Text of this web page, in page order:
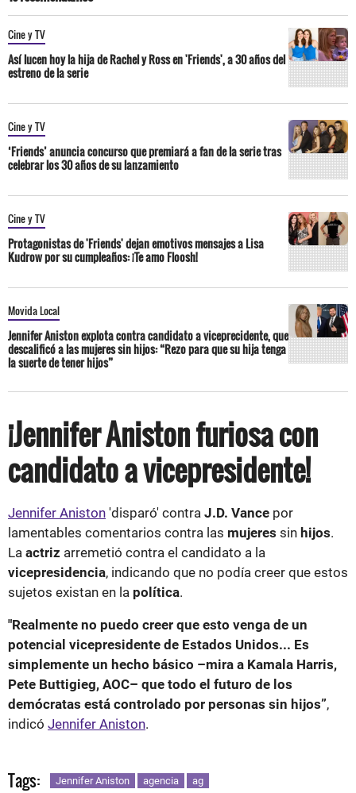
Cine y TV
Así lucen hoy la hija de Rachel y Ross en 'Friends', a 30 años del
estreno de la serie
Cine y TV
‘Friends’ anuncia concurso que premiará a fan de la serie tras
celebrar los 30 años de su lanzamiento
Cine y TV
Protagonistas de 'Friends' dejan emotivos mensajes a Lisa
Kudrow por su cumpleaños: ¡Te amo Floosh!
Movida Local
Jennifer Aniston explota contra candidato a viceprecidente, que
descalificó a las mujeres sin hijos: “Rezo para que su hija tenga
la suerte de tener hijos”
¡Jennifer Aniston furiosa con
candidato a vicepresidente!
Jennifer Aniston 'disparó' contra J.D. Vance por
lamentables comentarios contra las mujeres sin hijos.
La actriz arremetió contra el candidato a la
vicepresidencia, indicando que no podía creer que estos
sujetos existan en la política.
"Realmente no puedo creer que esto venga de un
potencial vicepresidente de Estados Unidos... Es
simplemente un hecho básico –mira a Kamala Harris,
Pete Buttigieg, AOC– que todo el futuro de los
demócratas está controlado por personas sin hijos”,
indicó Jennifer Aniston.
Tags: Jennifer Aniston agencia ag